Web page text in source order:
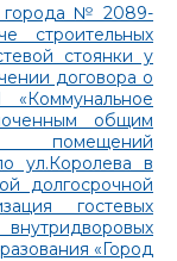
города № 2089-
строительных
стоянки у
договора о
общим
помещений
ул.Королева в
долгосрочной
гостевых
«Город